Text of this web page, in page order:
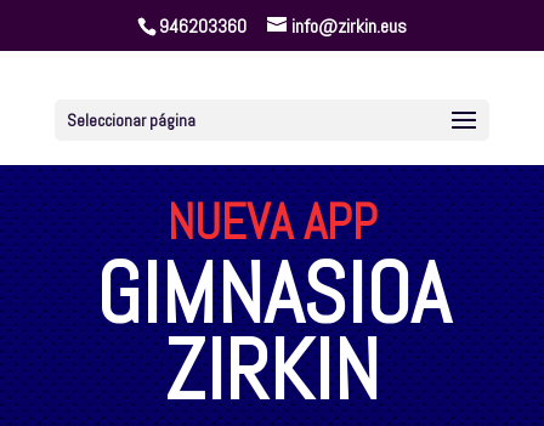
946203360 info@zirkin.eus
Seleccionar página
NUEVA APP
GIMNASIOA
ZIRKIN